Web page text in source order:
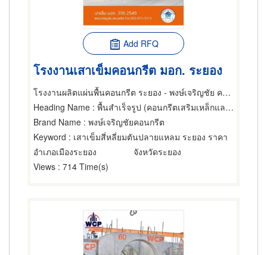
Add RFQ
โรงงานเสาเข็มคอนกรีต มอก. ระยอง
โรงงานผลิตแผ่นพื้นคอนกรีต ระยอง - พงษ์เจริญชัย คอนกรีต
Heading Name : พื้นสำเร็จรูป (คอนกรีตเสริมเหล็กและอัดแรง),เสาเข็ม,ผลิตภัณฑ์คอนกรีต
Brand Name : พงษ์เจริญชัยคอนกรีต
Keyword : เสาเข็มสี่หลี่ยมตันปลายแหลม ระยอง ราคา
อำเภอเมืองระยอง
จังหวัดระยอง
Views : 714 Time(s)